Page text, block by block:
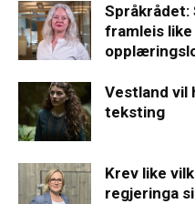
Språkrådet:
framleis
Vestland vil
teksting
Krev like
regjeringa